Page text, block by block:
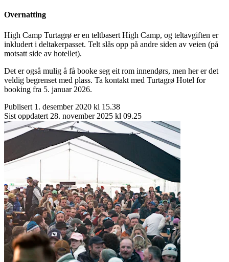
Overnatting
High Camp Turtagrø er en teltbasert High Camp, og teltavgiften er
inkludert i deltakerpasset. Telt slås opp på andre siden av veien (på
motsatt side av hotellet).
Det er også mulig å få booke seg eit rom innendørs, men her er det
veldig begrenset med plass. Ta kontakt med Turtagrø Hotel for
booking fra 5. januar 2026.
Publisert 1. desember 2020 kl 15.38
Sist oppdatert 28. november 2025 kl 09.25